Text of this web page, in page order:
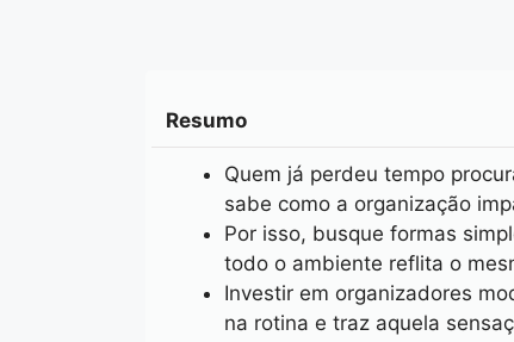
Resumo
Quem já perdeu tempo
sabe como a organização
Por isso, busque formas
todo o ambiente reflita o
Investir em organizadores
na rotina e traz aquela